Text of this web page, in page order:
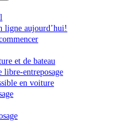
ligne aujourd’hui!
et de bateau
libre-entreposage
en voiture